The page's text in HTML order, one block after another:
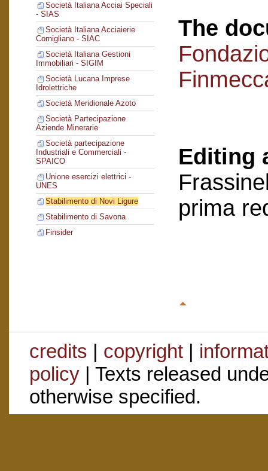
Società Italiana Acciai Speciali
- SIAS
Società Italiana Acciaierie
Cornigliano - SIAC
Società Italiana Gestioni
Immobiliari - SIGIM
Società Lucana Imprese
Idrolettriche
Società Meridionale Azoto
Società Partecipazione
Aziende Minerarie
Società partecipazione
Industriali e Commerciali -
SPAICO
Unione esercizi elettrici -
UNES
Stabilimento di Novi Ligure
Stabilimento di Savona
Finsider
The
Editing
prima
credits | copyright|
policy| Texts released
otherwise specified.